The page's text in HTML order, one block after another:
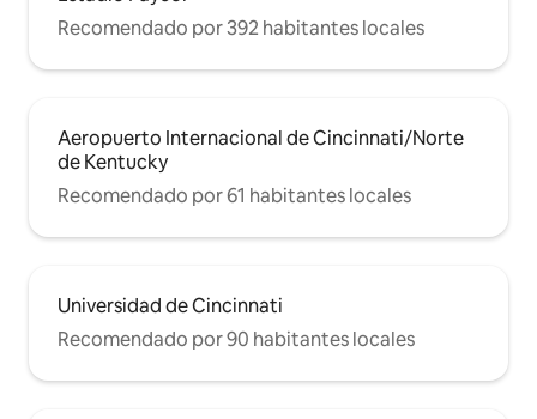
también paseos gratuitos de GEST GOLF
CARTS (Banks/OTR/Pendleton/Casino).
LLAMA PARA PROGRAMAR (513-421-
Recomendado por 392 habitantes locales
Aeropuerto Internacional de Cincinnati/Norte
de Kentucky
Recomendado por 61 habitantes locales
Universidad de Cincinnati
Recomendado por 90 habitantes locales